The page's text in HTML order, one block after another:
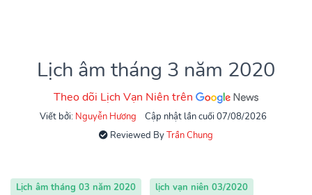
Lịch âm tháng 3 năm 2020
Theo dõi Lịch Vạn Niên trên
Viết bởi: Nguyễn Hương
Cập nhật lần cuối 07/08/2026
Reviewed ByTrần Chung
Lịch âm tháng 03 năm 2020
lịch vạn niên 03/2020